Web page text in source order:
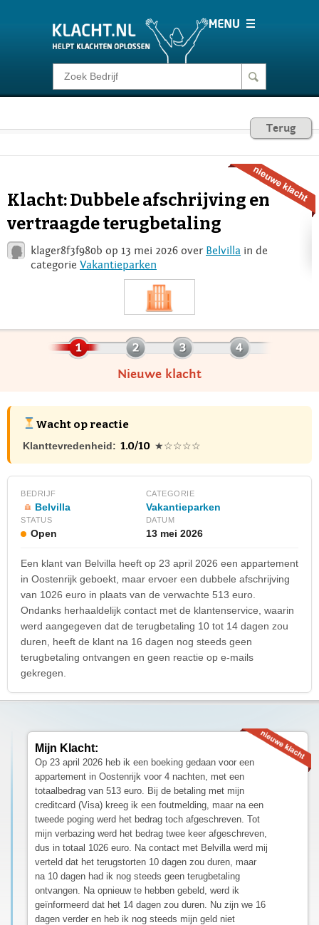
Klacht melden
Consumentenrecht
Voor Bedrijven
Login
Terug
Klacht: Dubbele afschrijving en
vertraagde terugbetaling
klager8f3f980b op 13 mei 2026 over Belvilla in de
categorie Vakantieparken
Nieuwe klacht
Wacht op reactie
Klanttevredenheid: 1.0/10 ★☆☆☆☆
BEDRIJF
Belvilla
CATEGORIE
Vakantieparken
STATUS
Open
DATUM
13 mei 2026
Een klant van Belvilla heeft op 23 april 2026 een appartement
in Oostenrijk geboekt, maar ervoer een dubbele afschrijving
van 1026 euro in plaats van de verwachte 513 euro.
Ondanks herhaaldelijk contact met de klantenservice, waarin
werd aangegeven dat de terugbetaling 10 tot 14 dagen zou
duren, heeft de klant na 16 dagen nog steeds geen
terugbetaling ontvangen en geen reactie op e-mails
gekregen.
Mijn Klacht:
Op 23 april 2026 heb ik een boeking gedaan voor een
appartement in Oostenrijk voor 4 nachten, met een
totaalbedrag van 513 euro. Bij de betaling met mijn
creditcard (Visa) kreeg ik een foutmelding, maar na een
tweede poging werd het bedrag toch afgeschreven. Tot
mijn verbazing werd het bedrag twee keer afgeschreven,
dus in totaal 1026 euro. Na contact met Belvilla werd mij
verteld dat het terugstorten 10 dagen zou duren, maar
na 10 dagen had ik nog steeds geen terugbetaling
ontvangen. Na opnieuw te hebben gebeld, werd ik
geïnformeerd dat het 14 dagen zou duren. Nu zijn we 16
dagen verder en heb ik nog steeds mijn geld niet